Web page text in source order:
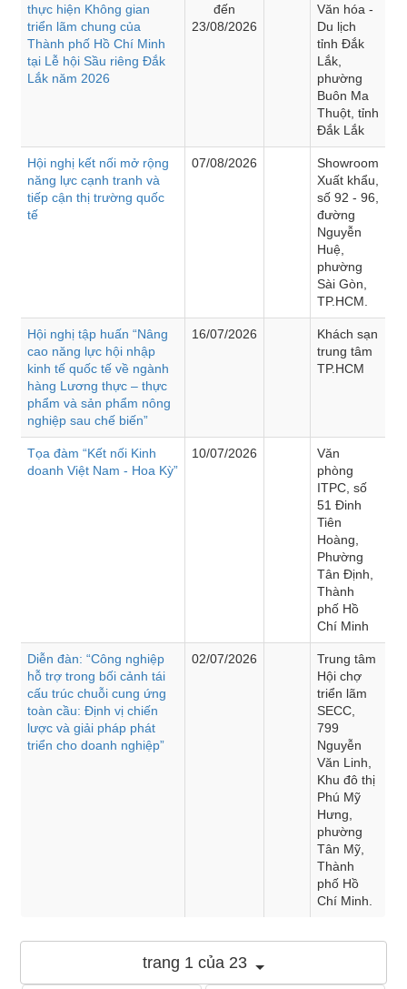
thực hiện Không gian
triển lãm chung của
Thành phố Hồ Chí Minh
tại Lễ hội Sầu riêng Đắk
Lắk năm 2026
đến
23/08/2026
Văn hóa -
Du lịch
tỉnh Đắk
Lắk,
phường
Buôn Ma
Thuột, tỉnh
Đắk Lắk
Hội nghị kết nối mở rộng
năng lực cạnh tranh và
tiếp cận thị trường quốc
tế
07/08/2026
Showroom
Xuất khẩu,
số 92 - 96,
đường
Nguyễn
Huệ,
phường
Sài Gòn,
TP.HCM.
Hội nghị tập huấn “Nâng
cao năng lực hội nhập
kinh tế quốc tế về ngành
hàng Lương thực – thực
phẩm và sản phẩm nông
nghiệp sau chế biến”
16/07/2026
Khách sạn
trung tâm
TP.HCM
Tọa đàm “Kết nối Kinh
doanh Việt Nam - Hoa Kỳ”
10/07/2026
Văn
phòng
ITPC, số
51 Đinh
Tiên
Hoàng,
Phường
Tân Định,
Thành
phố Hồ
Chí Minh
Diễn đàn: “Công nghiệp
hỗ trợ trong bối cảnh tái
cấu trúc chuỗi cung ứng
toàn cầu: Định vị chiến
lược và giải pháp phát
triển cho doanh nghiệp”
02/07/2026
Trung tâm
Hội chợ
triển lãm
SECC,
799
Nguyễn
Văn Linh,
Khu đô thị
Phú Mỹ
Hưng,
phường
Tân Mỹ,
Thành
phố Hồ
Chí Minh.
trang 1 của 23